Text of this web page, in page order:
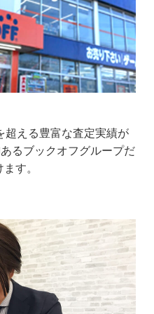
超える豊富な査定実績が
るブックオフグループだ
す。